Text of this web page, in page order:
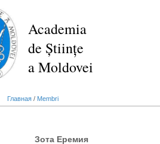
Academia
de Științe
a Moldovei
Главная / Membri
Зота Еремия